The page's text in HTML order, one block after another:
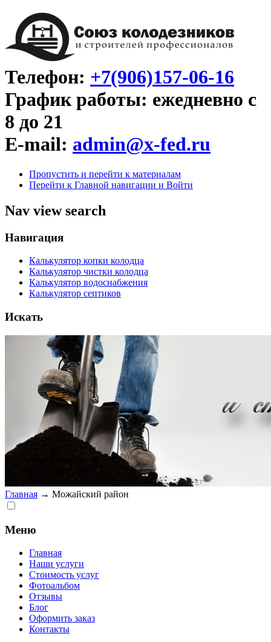
Телефон: +7(906)157-06-16
График работы: ежедневно с
8 до 21
E-mail: admin@x-fed.ru
Пропустить и перейти к материалам
Перейти к Главной навигации и Войти
Nav view search
Навигация
Калькулятор копки колодца
Калькулятор чистки колодца
Калькулятор водоснабжения
Калькулятор септиков
Искать
Главная → Можайский район
Меню
Главная
Наши услуги
Стоимость услуг
Фотоальбом
Отзывы
Блог
Оформить заказ
Контакты